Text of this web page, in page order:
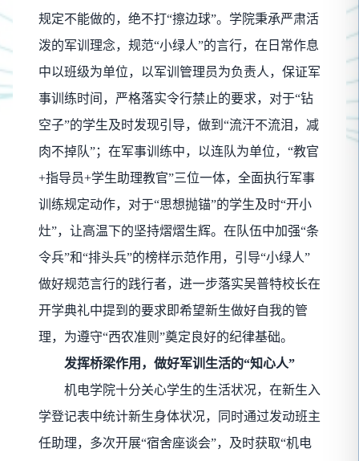
规定不能做的，绝不打“擦边球”。学院秉承严肃活
泼的军训理念，规范“小绿人”的言行，在日常作息
中以班级为单位，以军训管理员为负责人，保证军
事训练时间，严格落实令行禁止的要求，对于“钻
空子”的学生及时发现引导，做到“流汗不流泪，减
肉不掉队”；在军事训练中，以连队为单位，“教官
+指导员+学生助理教官”三位一体，全面执行军事
训练规定动作，对于“思想抛锚”的学生及时“开小
灶”，让高温下的坚持熠熠生辉。在队伍中加强“条
令兵”和“排头兵”的榜样示范作用，引导“小绿人”
做好规范言行的践行者，进一步落实吴普特校长在
开学典礼中提到的要求即希望新生做好自我的管
理，为遵守“西农准则”奠定良好的纪律基础。
发挥桥梁作用，做好军训生活的“知心人”
机电学院十分关心学生的生活状况，在新生入
学登记表中统计新生身体状况，同时通过发动班主
任助理，多次开展“宿舍座谈会”，及时获取“机电